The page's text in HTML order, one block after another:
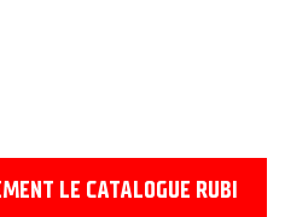
LE CATALOGUE RUBI